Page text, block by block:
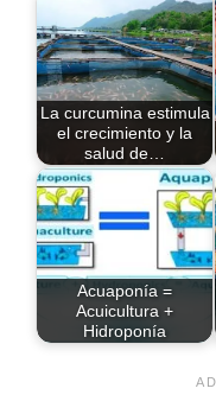
La curcumina estimula
el crecimiento y la
salud de…
Acuaponía =
Acuicultura +
Hidroponía